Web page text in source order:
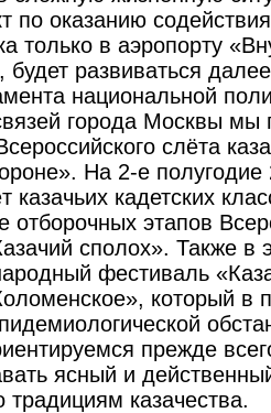
по оказанию
только в аэропорту
будет развиваться
национальной
города Москвы мы
слёта
На 2-е полу­годие
казачьих кадетских
отборочных этапов
сполох». Также в
фестиваль
который в
прежде
ясный и
казачества.